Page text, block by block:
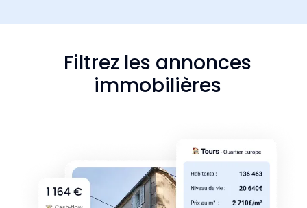
Filtrez les annonces
immobilières